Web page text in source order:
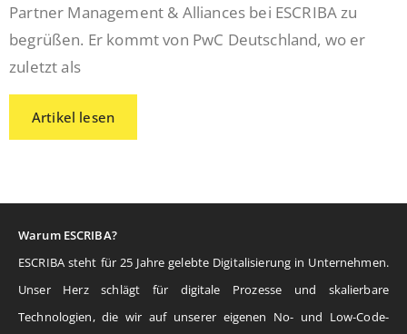
Partner Management & Alliances bei ESCRIBA zu
begrüßen. Er kommt von PwC Deutschland, wo er
zuletzt als
Artikel lesen
Warum ESCRIBA?
ESCRIBA steht für 25 Jahre gelebte Digitalisierung in Unternehmen.
Unser Herz schlägt für digitale Prozesse und skalierbare
Technologien, die wir auf unserer eigenen No- und Low-Code-